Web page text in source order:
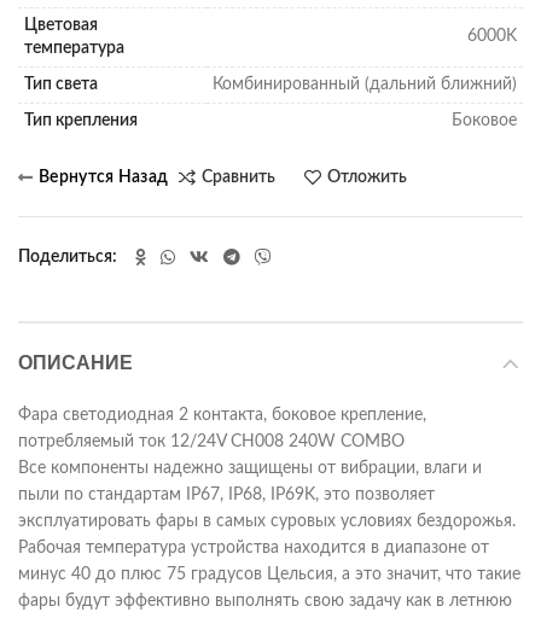
Цветовая
температура
6000K
Тип света Комбинированный (дальний ближний)
Тип крепления Боковое
Сравнить Отложить
Поделиться
ОПИСАНИЕ
Фара светодиодная 2 контакта, боковое крепление,
потребляемый ток 12/24V CH008 240W COMBO
Все компоненты надежно защищены от вибрации, влаги и
пыли по стандартам IP67, IP68, IP69K, это позволяет
эксплуатировать фары в самых суровых условиях бездорожья.
Рабочая температура устройства находится в диапазоне от
минус 40 до плюс 75 градусов Цельсия, а это значит, что такие
фары будут эффективно выполнять свою задачу как в летнюю